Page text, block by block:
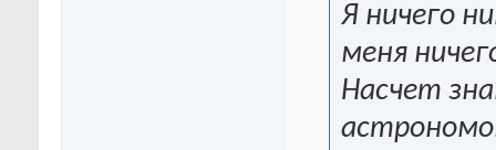
Я ничего
меня
Насчет